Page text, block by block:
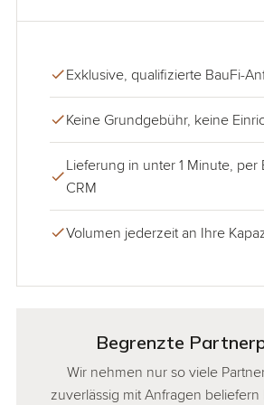
Exklusive, qualifizierte BauFi-
Keine Grundgebühr, keine
Lieferung in unter 1 Minute, per
CRM
Volumen jederzeit an Ihre
Begrenzte
Wir nehmen nur so viele
zuverlässig mit Anfragen